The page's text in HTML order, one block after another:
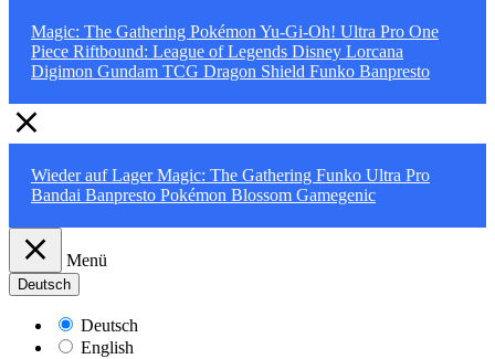
Magic: The Gathering Pokémon Yu-Gi-Oh! Ultra Pro One
Piece Riftbound: League of Legends Disney Lorcana
Digimon Gundam TCG Dragon Shield Funko Banpresto
Wieder auf LagerMagic: The Gathering Funko Ultra Pro
Bandai Banpresto Pokémon Blossom Gamegenic
Menü
Deutsch
Deutsch
English